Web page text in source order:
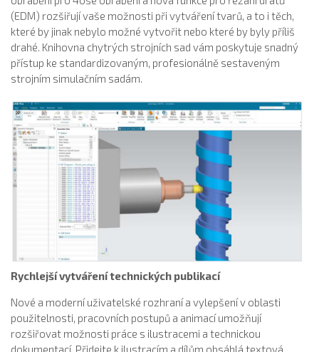
(EDM) rozšiřují vaše možnosti při vytváření tvarů, a to i těch,
které by jinak nebylo možné vytvořit nebo které by byly příliš
drahé. Knihovna chytrých strojních sad vám poskytuje snadný
přístup ke standardizovaným, profesionálně sestaveným
strojním simulačním sadám.
Rychlejší vytváření technických publikací
Nové a moderní uživatelské rozhraní a vylepšení v oblasti
použitelnosti, pracovních postupů a animací umožňují
rozšiřovat možnosti práce s ilustracemi a technickou
dokumentací. Přidejte k ilustracím a dílům obsáhlá textová